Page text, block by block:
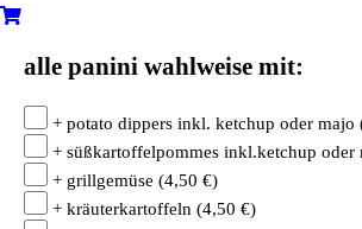
alle panini wahlweise mit:
+ potato dippers inkl. ketchup oder majo
+ süßkartoffelpommes inkl.ketchup oder
+ grillgemüse (4,50 €)
+ kräuterkartoffeln (4,50 €)